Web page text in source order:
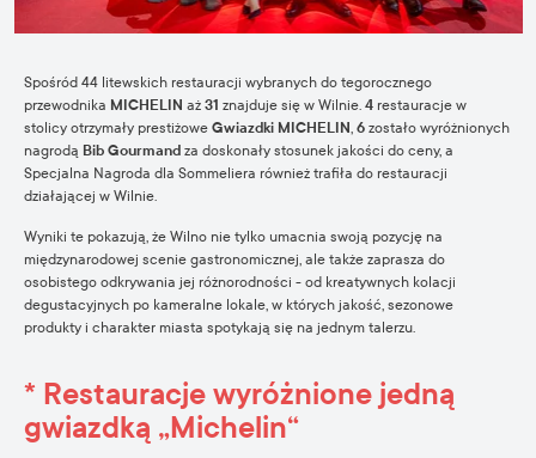
Spośród 44 litewskich restauracji wybranych do tegorocznego
przewodnika MICHELIN aż 31 znajduje się w Wilnie. 4 restauracje w
stolicy otrzymały prestiżowe Gwiazdki MICHELIN, 6 zostało wyróżnionych
nagrodą Bib Gourmand za doskonały stosunek jakości do ceny, a
Specjalna Nagroda dla Sommeliera również trafiła do restauracji
działającej w Wilnie.
Wyniki te pokazują, że Wilno nie tylko umacnia swoją pozycję na
międzynarodowej scenie gastronomicznej, ale także zaprasza do
osobistego odkrywania jej różnorodności - od kreatywnych kolacji
degustacyjnych po kameralne lokale, w których jakość, sezonowe
produkty i charakter miasta spotykają się na jednym talerzu.
* Restauracje wyróżnione jedną
gwiazdką „Michelin“